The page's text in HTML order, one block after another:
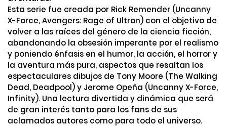
Esta serie fue creada por Rick Remender (Uncanny
X-Force, Avengers: Rage of Ultron) con el objetivo de
volver a las raíces del género de la ciencia ficción,
abandonando la obsesión imperante por el realismo
y poniendo énfasis en el humor, la acción, el horror y
la aventura más pura, aspectos que resaltan los
espectaculares dibujos de Tony Moore (The Walking
Dead, Deadpool) y Jerome Opeña (Uncanny X-Force,
Infinity). Una lectura divertida y dinámica que será
de gran interés tanto para los fans de sus
aclamados autores como para todo el universo.